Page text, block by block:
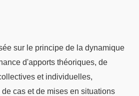
sur le principe de la dynamique
d'apports théoriques, de
et individuelles,
cas et de mises en situations